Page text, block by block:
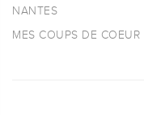
NANTES
MES COUPS DE COEUR